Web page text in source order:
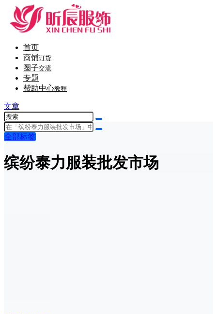
首页
商铺订货
圈子交流
专题
帮助中心教程
文章
全部标签
缤纷泰力服装批发市场